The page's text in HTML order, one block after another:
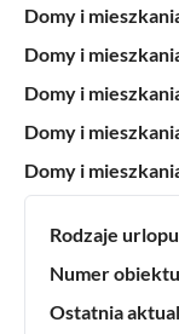
Domy i
Domy i
Domy i
Domy i
Domy i
Rodzaje
Numer
Ostatnia